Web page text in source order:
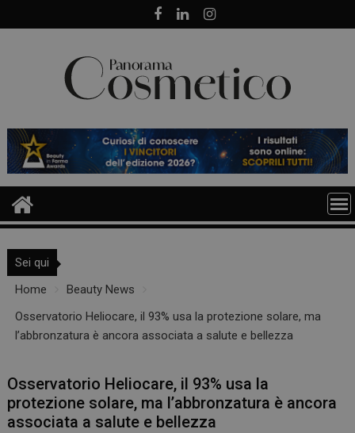
to
Sei qui
Home
Beauty News
Osservatorio Heliocare, il 93% usa la protezione solare, ma
l’abbronzatura è ancora associata a salute e bellezza
Osservatorio Heliocare, il 93% usa la
protezione solare, ma l’abbronzatura è ancora
associata a salute e bellezza